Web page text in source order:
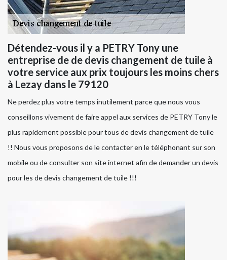
Détendez-vous il y a PETRY Tony une
entreprise de de devis changement de tuile à
votre service aux prix toujours les moins chers
à Lezay dans le 79120
Ne perdez plus votre temps inutilement parce que nous vous
conseillons vivement de faire appel aux services de PETRY Tony le
plus rapidement possible pour tous de devis changement de tuile
!! Nous vous proposons de le contacter en le téléphonant sur son
mobile ou de consulter son site internet afin de demander un devis
pour les de devis changement de tuile !!!